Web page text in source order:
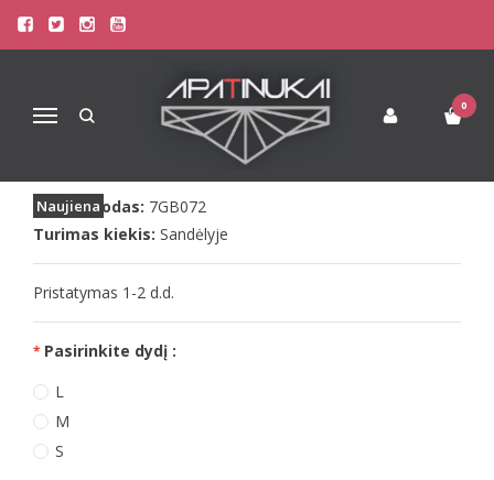
Navigacija
0
Pagrindinis
Apatinis Trikotažas Moterims
Seksualūs Moteriški Apatiniai
7heaven PVC kojinių diržas GB072
7HEAVEN PVC KOJINIŲ DIRŽAS
Naujiena
Prekės kodas: 7GB072
Turimas kiekis: Sandėlyje
Pristatymas 1-2 d.d.
Pasirinkite dydį :
L
M
S